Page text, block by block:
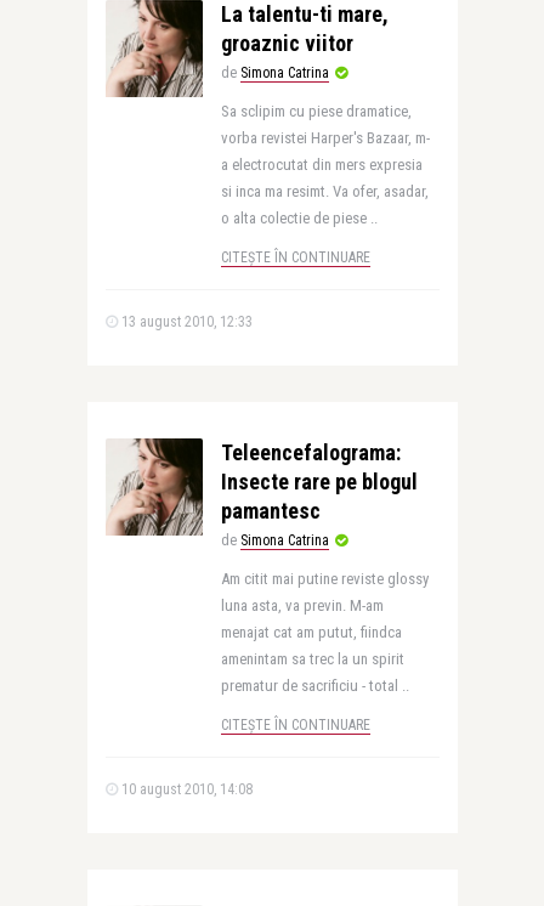
La talentu-ti mare,
groaznic viitor
de Simona Catrina
Sa sclipim cu piese dramatice,
vorba revistei Harper's Bazaar, m-
a electrocutat din mers expresia
si inca ma resimt. Va ofer, asadar,
o alta colectie de piese ..
CITEȘTE ÎN CONTINUARE
13 august 2010, 12:33
Teleencefalograma:
Insecte rare pe blogul
pamantesc
de Simona Catrina
Am citit mai putine reviste glossy
luna asta, va previn. M-am
menajat cat am putut, fiindca
amenintam sa trec la un spirit
prematur de sacrificiu - total ..
CITEȘTE ÎN CONTINUARE
10 august 2010, 14:08